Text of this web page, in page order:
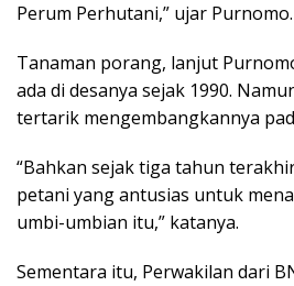
Perum Perhutani,” ujar Purnomo.
Tanaman porang, lanjut
ada di desanya sejak 1990.
tertarik mengembangkannya
“Bahkan sejak tiga tahun
petani yang antusias untuk
umbi-umbian itu,” katanya.
Sementara itu, Perwakilan dari